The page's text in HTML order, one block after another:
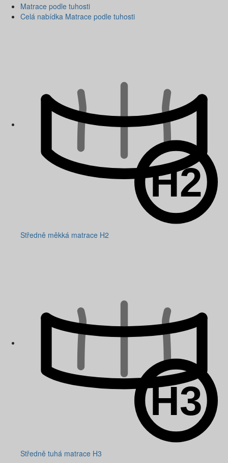
Matrace podle tuhosti
Celá nabídka Matrace podle tuhosti
Středně měkká matrace H2
Středně tuhá matrace H3